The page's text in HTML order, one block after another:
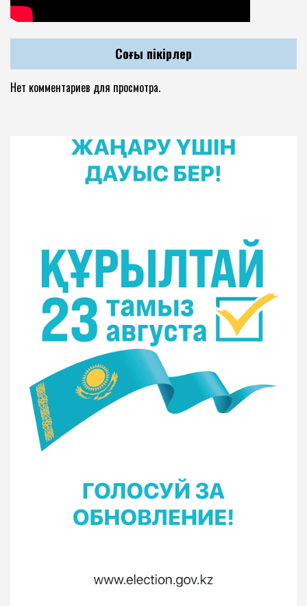
Соңғы пікірлер
Нет комментариев для просмотра.